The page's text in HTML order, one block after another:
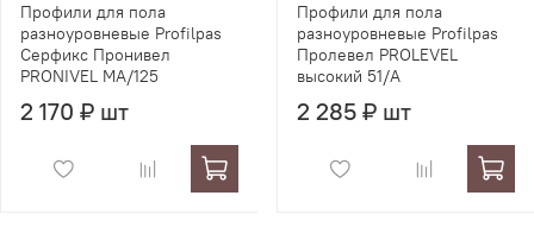
Профили для пола
разноуровневые Profilpas
Серфикс Пронивел
PRONIVEL MA/125
2 170 ₽ шт
Профили для пола
разноуровневые Profilpas
Пролевел PROLEVEL
высокий 51/A
2 285 ₽ шт